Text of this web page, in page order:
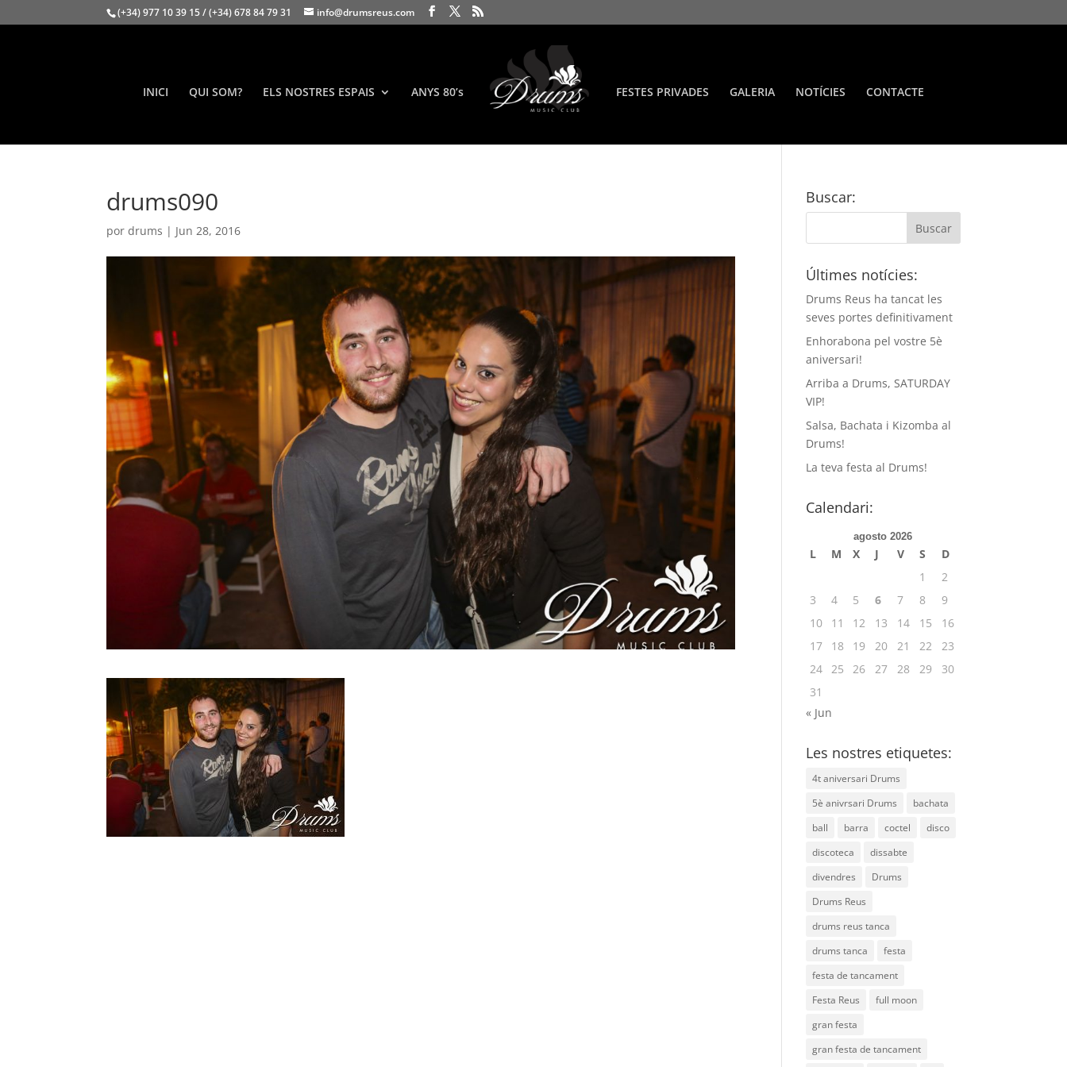
(+34) 977 10 39 15 / (+34) 678 84 79 31 info@drumsreus.com
INICI QUI SOM? ELS NOSTRES ESPAIS ANYS 80’s FESTES PRIVADES GALERIA NOTÍCIES CONTACTE
drums090
pordrums | Jun 28, 2016
Buscar:
Últimes notícies:
Drums Reus ha tancat les
seves portes definitivament
Enhorabona pel vostre 5è
aniversari!
Arriba a Drums, SATURDAY
VIP!
Salsa, Bachata i Kizomba al
Drums!
La teva festa al Drums!
Calendari:
agosto 2026
L M X J V S
D
1
2
3
4 5 6 7 8
9
10
11 12 13 14 15
16
17
18 19 20 21 22
23
24 25 26 27 28 29
30
31
« Jun
Les nostres etiquetes:
4t aniversari Drums
5è anivrsari Drums
bachata
ball
barra coctel
disco
discoteca
dissabte
divendres
Drums
Drums Reus
drums reus tanca
drums tanca
festa
festa de tancament
Festa Reus
full moon
gran festa
gran festa de tancament